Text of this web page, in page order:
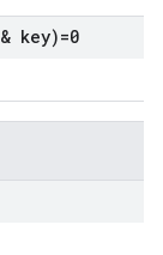
& key)=0